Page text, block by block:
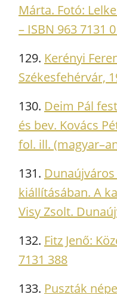
Márta. Fotó:
– ISBN 963 7131
129. Kerényi
Székesfehérvár,
130. Deim Pál
és bev. Kovács
fol. ill.
131.
kiállításában. A
Visy Zsolt.
132. Fitz Jenő:
7131 388
133. Puszták